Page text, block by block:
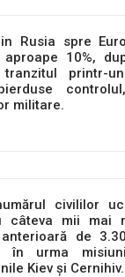
Rusia spre
10%,
printr-
militare.
civililor
câteva mii mai
de
în urma
Kiev și Cernihiv.